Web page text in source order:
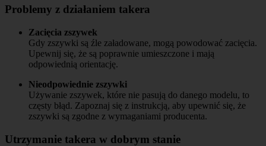
Problemy z działaniem takera
Zacięcia zszywek
Gdy zszywki są źle załadowane, mogą powodować zacięcia.
Upewnij się, że są poprawnie umieszczone i mają
odpowiednią orientację.
Nieodpowiednie zszywki
Używanie zszywek, które nie pasują do danego modelu, to
częsty błąd. Zapoznaj się z instrukcją, aby upewnić się, że
zszywki są zgodne z wymaganiami producenta.
Utrzymanie takera w dobrym stanie